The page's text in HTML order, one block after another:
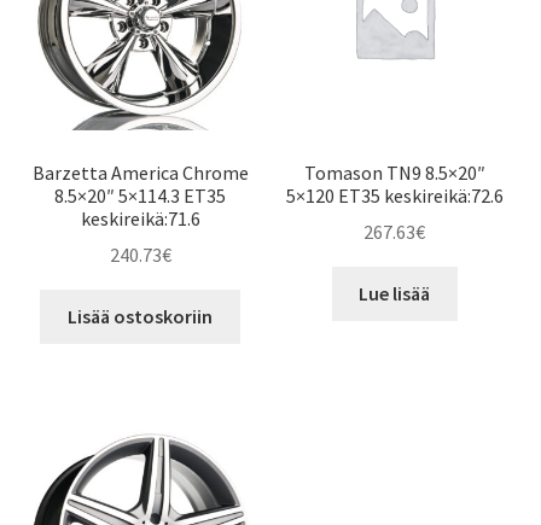
Barzetta America Chrome
8.5×20″ 5×114.3 ET35
keskireikä:71.6
240.73€
Lisää ostoskoriin
Tomason TN9 8.5×20″
5×120 ET35 keskireikä:72.6
267.63€
Lue lisää